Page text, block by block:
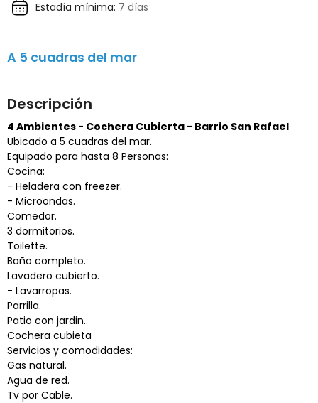
Estadía mínima: 7 días
A 5 cuadras del mar
Descripción
4 Ambientes - Cochera Cubierta - Barrio San Rafael
Ubicado a 5 cuadras del mar.
Equipado para hasta 8 Personas:
Cocina:
- Heladera con freezer.
- Microondas.
Comedor.
3 dormitorios.
Toilette.
Baño completo.
Lavadero cubierto.
- Lavarropas.
Parrilla.
Patio con jardin.
Cochera cubieta
Servicios y comodidades:
Gas natural.
Agua de red.
Tv por Cable.